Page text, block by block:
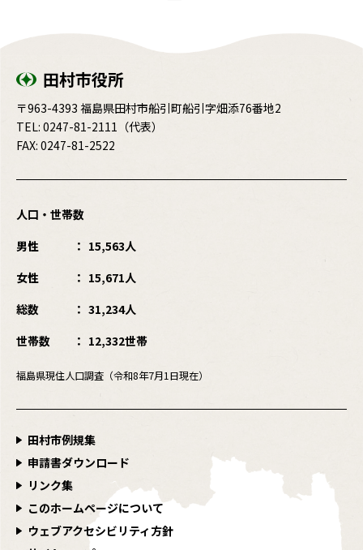
田村市役所
〒963-4393 福島県田村市船引町船引字畑添76番地2
TEL: 0247-81-2111 （代表）
FAX: 0247-81-2522
人口・世帯数
男性
15,563人
女性
15,671人
総数
31,234人
世帯数
12,332世帯
福島県現住人口調査（令和8年7月1日現在）
田村市例規集
申請書ダウンロード
リンク集
このホームページについて
ウェブアクセシビリティ方針